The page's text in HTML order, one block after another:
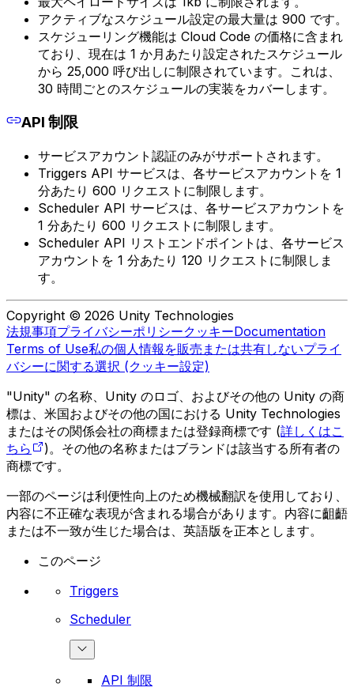
アクティブなスケジュール設定の最大量は 900 です。
スケジューリング機能は Cloud Code の価格に含まれ
ており、現在は 1 か月あたり設定されたスケジュール
から 25,000 呼び出しに制限されています。これは、
30 時間ごとのスケジュールの実装をカバーします。
API 制限
サービスアカウント認証のみがサポートされます。
Triggers API サービスは、各サービスアカウントを 1
分あたり 600 リクエストに制限します。
Scheduler API サービスは、各サービスアカウントを
1 分あたり 600 リクエストに制限します。
Scheduler API リストエンドポイントは、各サービス
アカウントを 1 分あたり 120 リクエストに制限しま
す。
Copyright © 2026 Unity Technologies
法規事項プライバシーポリシークッキーDocumentation
Terms of Use私の個人情報を販売または共有しないプライ
バシーに関する選択 (クッキー設定)
"Unity" の名称、Unity のロゴ、およびその他の Unity の商
標は、米国およびその他の国における Unity Technologies
またはその関係会社の商標または登録商標です (詳しくはこ
ちら
)。その他の名称またはブランドは該当する所有者の
商標です。
一部のページは利便性向上のため機械翻訳を使用しており、
内容に不正確な表現が含まれる場合があります。内容に齟齬
または不一致が生じた場合は、英語版を正本とします。
このページ
Triggers
Scheduler
API 制限